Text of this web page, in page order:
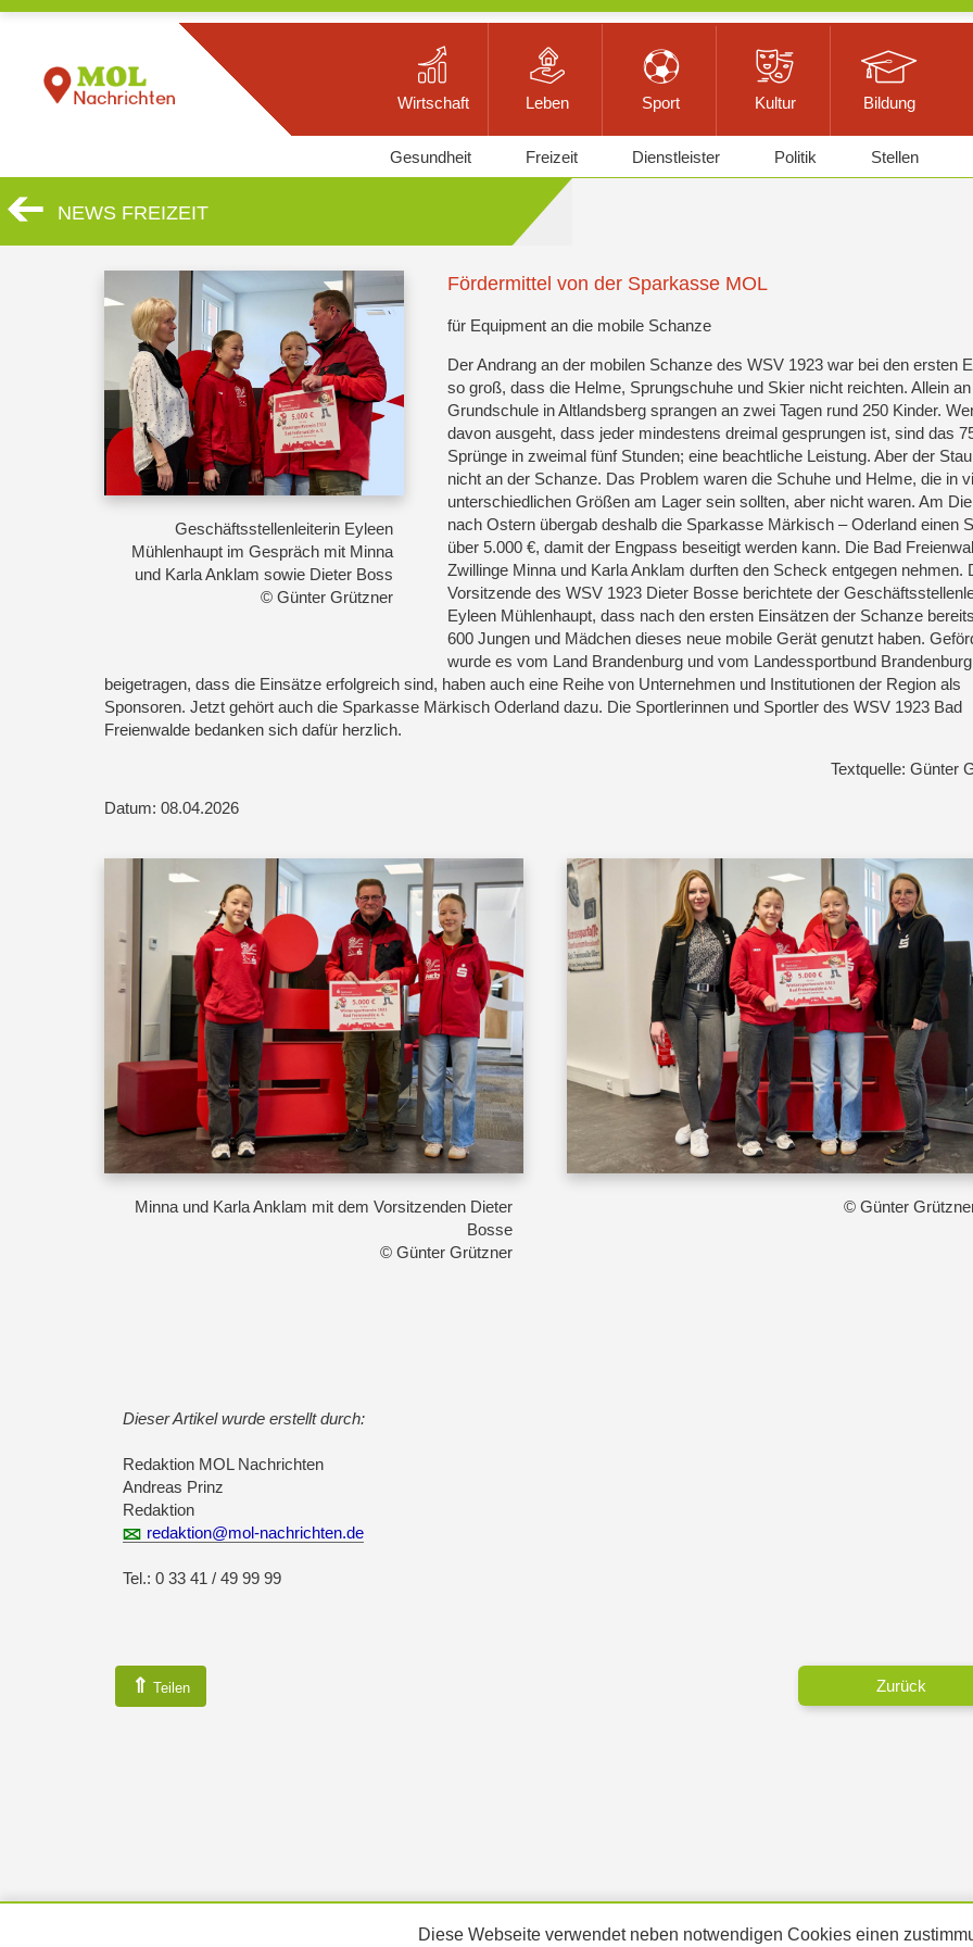
Wirtschaft Leben Sport Kultur Bildung
Gesundheit Freizeit Dienstleister Politik Stellen
NEWS FREIZEIT
Geschäftsstellenleiterin Eyleen
Mühlenhaupt im Gespräch mit Minna
und Karla Anklam sowie Dieter Boss
© Günter Grützner
Fördermittel von der Sparkasse MOL
für Equipment an die mobile Schanze
Der Andrang an der mobilen Schanze des WSV 1923 war bei den ersten
so groß, dass die Helme, Sprungschuhe und Skier nicht reichten. Allein
Grundschule in Altlandsberg sprangen an zwei Tagen rund 250 Kinder.
davon ausgeht, dass jeder mindestens dreimal gesprungen ist, sind das
Sprünge in zweimal fünf Stunden; eine beachtliche Leistung. Aber der
nicht an der Schanze. Das Problem waren die Schuhe und Helme, die in
unterschiedlichen Größen am Lager sein sollten, aber nicht waren. Am
nach Ostern übergab deshalb die Sparkasse Märkisch – Oderland einen
über 5.000 €, damit der Engpass beseitigt werden kann. Die Bad
Zwillinge Minna und Karla Anklam durften den Scheck entgegen nehmen.
Vorsitzende des WSV 1923 Dieter Bosse berichtete der
Eyleen Mühlenhaupt, dass nach den ersten Einsätzen der Schanze
600 Jungen und Mädchen dieses neue mobile Gerät genutzt haben.
wurde es vom Land Brandenburg und vom Landessportbund
beigetragen, dass die Einsätze erfolgreich sind, haben auch eine Reihe von Unternehmen und Institutionen der Region als
Sponsoren. Jetzt gehört auch die Sparkasse Märkisch Oderland dazu. Die Sportlerinnen und Sportler des WSV 1923 Bad
Freienwalde bedanken sich dafür herzlich.
Textquelle: Günter
Datum: 08.04.2026
Minna und Karla Anklam mit dem Vorsitzenden Dieter
Bosse
© Günter Grützner
© Günter
Dieser Artikel wurde erstellt durch:
Redaktion MOL Nachrichten
Andreas Prinz
Redaktion
redaktion@mol-nachrichten.de
Tel.: 0 33 41 / 49 99 99
⇑ Teilen Zurück
Diese Webseite verwendet neben notwendigen Cookies einen